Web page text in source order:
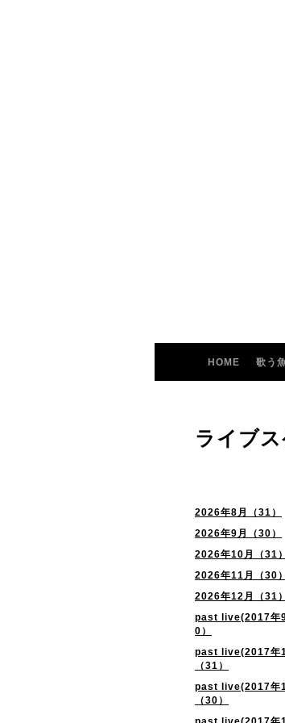
HOME 歌う
2026年8月（31）
2026年9月（30）
2026年10月（31）
2026年11月（30）
2026年12月（31）
past live(2017年
0）
past live(2017年
（31）
past live(2017年
（30）
ライブ